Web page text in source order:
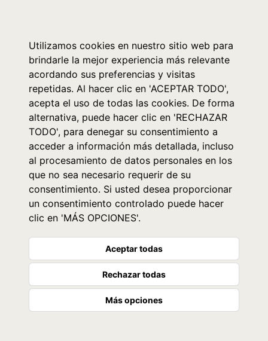
Utilizamos cookies en nuestro sitio web para
brindarle la mejor experiencia más relevante
acordando sus preferencias y visitas
repetidas. Al hacer clic en 'ACEPTAR TODO',
acepta el uso de todas las cookies. De forma
alternativa, puede hacer clic en 'RECHAZAR
TODO', para denegar su consentimiento a
acceder a información más detallada, incluso
al procesamiento de datos personales en los
que no sea necesario requerir de su
consentimiento. Si usted desea proporcionar
un consentimiento controlado puede hacer
clic en 'MÁS OPCIONES'.
Aceptar todas
Rechazar todas
Más opciones